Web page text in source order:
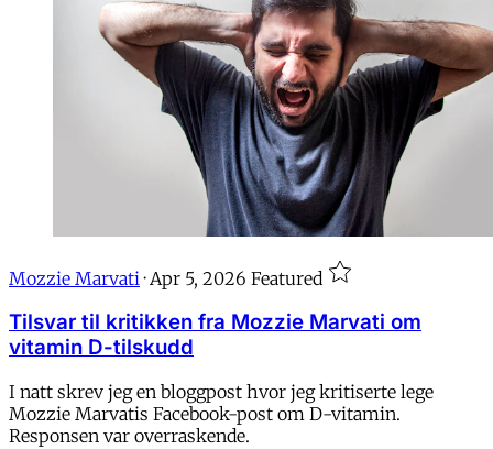
Mozzie Marvati · Apr 5, 2026 Featured
Tilsvar til kritikken fra Mozzie Marvati om
vitamin D-tilskudd
I natt skrev jeg en bloggpost hvor jeg kritiserte lege
Mozzie Marvatis Facebook-post om D-vitamin.
Responsen var overraskende.